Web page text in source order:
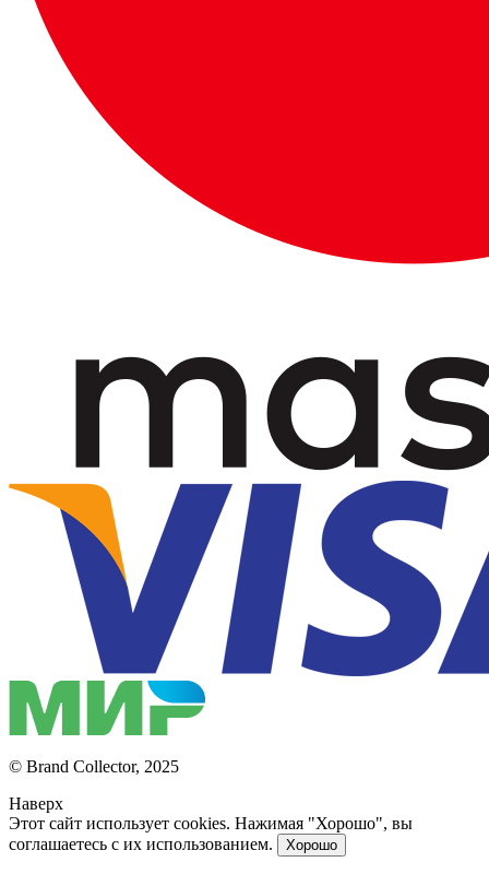
© Brand Collector, 2025
Наверх
Этот сайт использует cookies. Нажимая "Хорошо", вы
соглашаетесь с их использованием.
Хорошо